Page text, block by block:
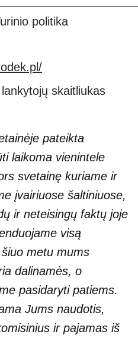
politika
pateikta
laikoma vienintele
svetainę kuriame ir
įvairiuose šaltiniuose,
ir neteisingų faktų joje
visą
metu mums
dalinamės, o
pasidaryti patiems.
Jums naudotis,
ir pajamas iš